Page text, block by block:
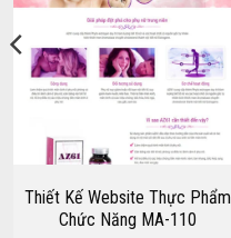
Thiết Kế Website Thực Phẩm
Chức Năng MA-110